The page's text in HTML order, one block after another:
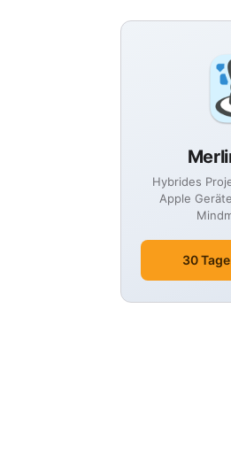
Hybrides
Apple
30